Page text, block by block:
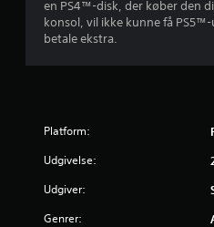
en PS4™-disk, der køber den
konsol, vil ikke kunne få
betale ekstra.
Platform:
Udgivelse:
Udgiver:
Genrer: